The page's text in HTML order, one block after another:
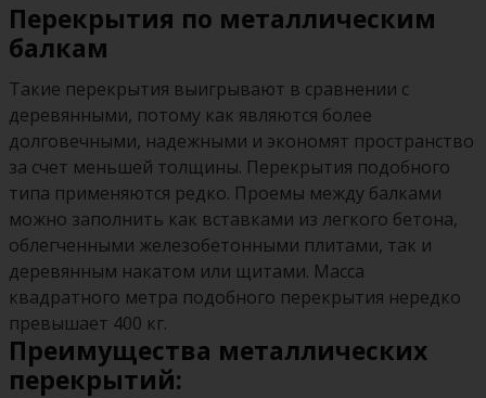
Перекрытия по металлическим
балкам
Такие перекрытия выигрывают в сравнении с
деревянными, потому как являются более
долговечными, надежными и экономят пространство
за счет меньшей толщины. Перекрытия подобного
типа применяются редко. Проемы между балками
можно заполнить как вставками из легкого бетона,
облегченными железобетонными плитами, так и
деревянным накатом или щитами. Масса
квадратного метра подобного перекрытия нередко
превышает 400 кг.
Преимущества металлических
перекрытий: